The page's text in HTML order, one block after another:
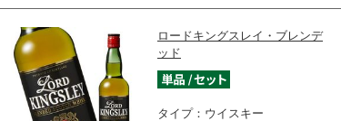
ロードキングスレイ・ブレンデ
ッド
タイプ：ウイスキー